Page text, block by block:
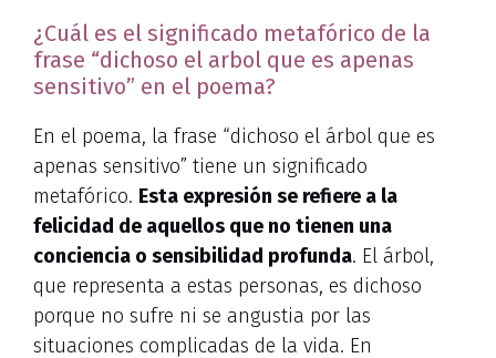
¿Cuál es el significado metafórico de la
frase “dichoso el arbol que es apenas
sensitivo” en el poema?
En el poema, la frase “dichoso el árbol que es
apenas sensitivo” tiene un significado
metafórico. Esta expresión se refiere a la
felicidad de aquellos que no tienen una
conciencia o sensibilidad profunda. El árbol,
que representa a estas personas, es dichoso
porque no sufre ni se angustia por las
situaciones complicadas de la vida. En